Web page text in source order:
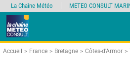
Accueil France Bretagne Côtes-d'Armor
La Chaîne Météo METEO CONSULT